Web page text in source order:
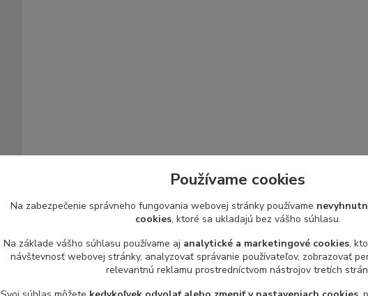
Používame cookies
Na zabezpečenie správneho fungovania webovej stránky používame
cookies, ktoré sa ukladajú bez vášho súhlasu.
Na základe vášho súhlasu používame aj analytické a marketingové cookies,
návštevnosť webovej stránky, analyzovať správanie používateľov, zobrazovať
relevantnú reklamu prostredníctvom nástrojov tretích